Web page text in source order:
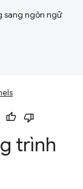
sang ngôn ngữ
trình